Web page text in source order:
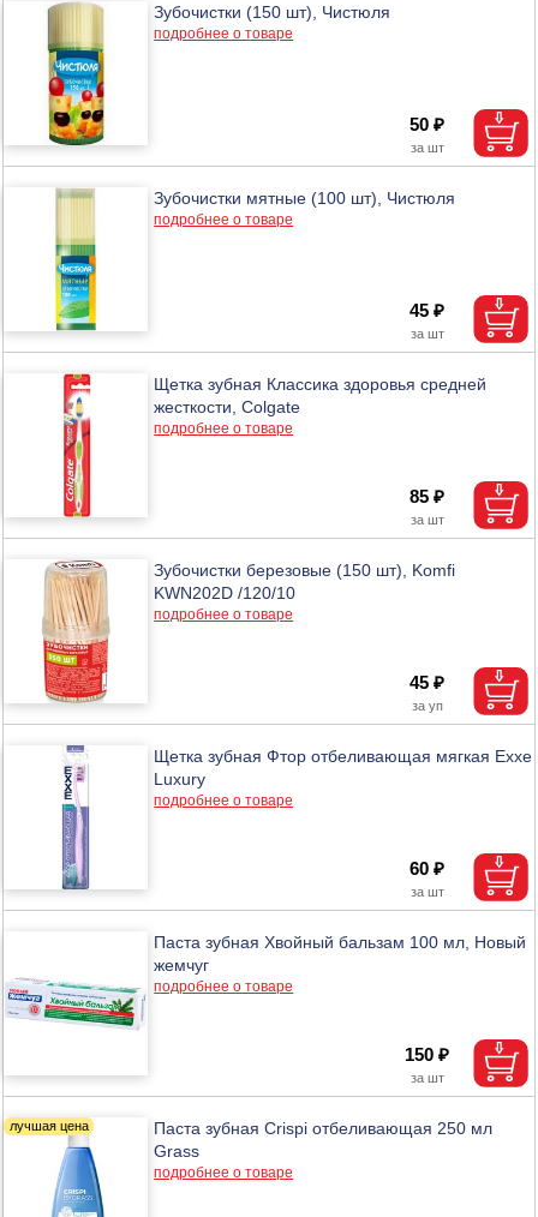
Зубочистки (150 шт), Чистюля
подробнее о товаре
50 ₽
Зубочистки мятные (100 шт), Чистюля
подробнее о товаре
45 ₽
Щетка зубная Классика здоровья средней
жесткости, Colgate
подробнее о товаре
85 ₽
Зубочистки березовые (150 шт), Komfi
KWN202D /120/10
подробнее о товаре
45 ₽
Щетка зубная Фтор отбеливающая мягкая Exxe
Luxury
подробнее о товаре
60 ₽
Паста зубная Хвойный бальзам 100 мл, Новый
жемчуг
подробнее о товаре
150 ₽
Паста зубная Crispi отбеливающая 250 мл
Grass
подробнее о товаре